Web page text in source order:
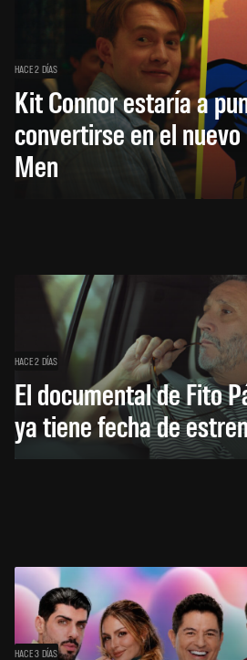
HACE 2 DÍAS
Kit Connor estaría a
convertirse en el
Men
HACE 2 DÍAS
El documental de Fito
ya tiene fecha de
HACE 3 DÍAS